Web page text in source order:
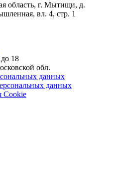
область, г. Мытищи, д.
вл. 4, стр. 1
18
обл.
данных
данных
Cookie